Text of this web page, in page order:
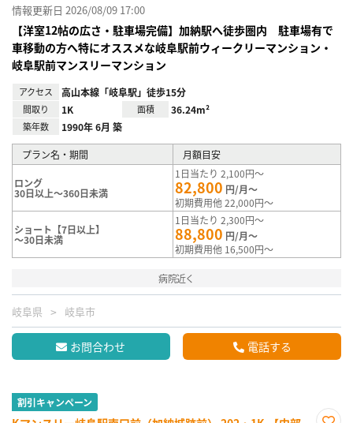
情報更新日 2026/08/09 17:00
【洋室12帖の広さ・駐車場完備】加納駅へ徒歩圏内 駐車場有で
車移動の方へ特にオススメな岐阜駅前ウィークリーマンション・
岐阜駅前マンスリーマンション
アクセス 高山本線「岐阜駅」徒歩15分
間取り 1K 面積 36.24m²
築年数 1990年 6月 築
プラン名・期間 月額目安
ロング
30日以上～360日未満
1日当たり 2,100円～
82,800 円/月～
初期費用他 22,000円～
ショート【7日以上】
～30日未満
1日当たり 2,300円～
88,800 円/月～
初期費用他 16,500円～
病院近く
岐阜県 岐阜市
お問合わせ 電話する
割引キャンペーン